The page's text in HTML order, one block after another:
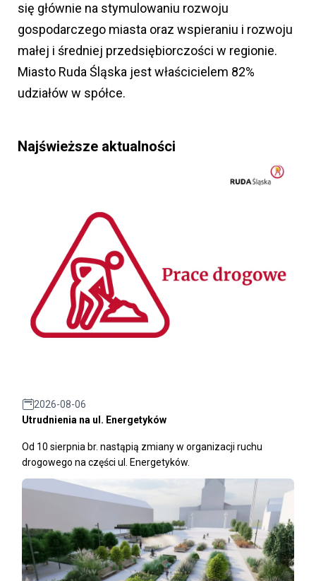
się głównie na stymulowaniu rozwoju
gospodarczego miasta oraz wspieraniu i rozwoju
małej i średniej przedsiębiorczości w regionie.
Miasto Ruda Śląska jest właścicielem 82%
udziałów w spółce.
Najświeższe aktualności
2026-08-06
Utrudnienia na ul. Energetyków
Od 10 sierpnia br. nastąpią zmiany w organizacji ruchu
drogowego na części ul. Energetyków.